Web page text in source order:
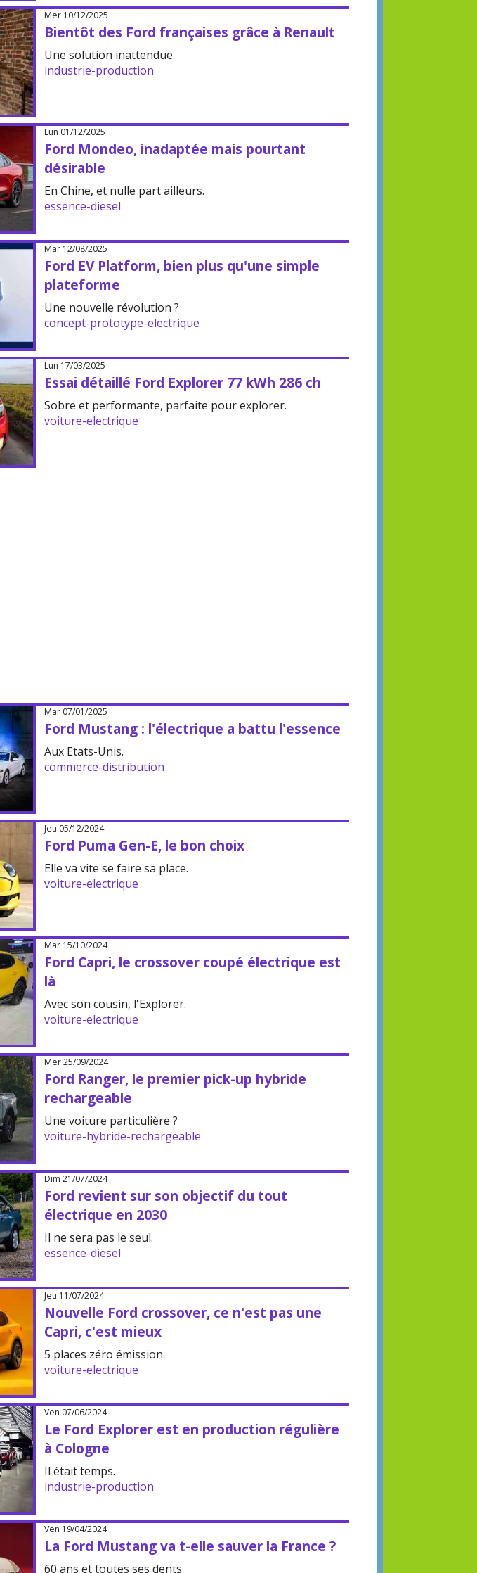
Mer 10/12/2025
Bientôt des Ford françaises grâce à Renault
Une solution inattendue.
industrie-production
Lun 01/12/2025
Ford Mondeo, inadaptée mais pourtant
désirable
En Chine, et nulle part ailleurs.
essence-diesel
Mar 12/08/2025
Ford EV Platform, bien plus qu'une simple
plateforme
Une nouvelle révolution ?
concept-prototype-electrique
Lun 17/03/2025
Essai détaillé Ford Explorer 77 kWh 286 ch
Sobre et performante, parfaite pour explorer.
voiture-electrique
Mar 07/01/2025
Ford Mustang : l'électrique a battu l'essence
Aux Etats-Unis.
commerce-distribution
Jeu 05/12/2024
Ford Puma Gen-E, le bon choix
Elle va vite se faire sa place.
voiture-electrique
Mar 15/10/2024
Ford Capri, le crossover coupé électrique est
là
Avec son cousin, l'Explorer.
voiture-electrique
Mer 25/09/2024
Ford Ranger, le premier pick-up hybride
rechargeable
Une voiture particulière ?
voiture-hybride-rechargeable
Dim 21/07/2024
Ford revient sur son objectif du tout
électrique en 2030
Il ne sera pas le seul.
essence-diesel
Jeu 11/07/2024
Nouvelle Ford crossover, ce n'est pas une
Capri, c'est mieux
5 places zéro émission.
voiture-electrique
Ven 07/06/2024
Le Ford Explorer est en production régulière
à Cologne
Il était temps.
industrie-production
Ven 19/04/2024
La Ford Mustang va t-elle sauver la France ?
60 ans et toutes ses dents.